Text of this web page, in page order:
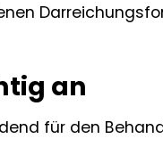
an
für den